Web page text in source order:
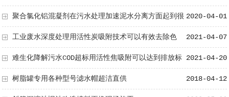
2020-04-01
聚合氯化铝混凝剂在污水处理加速泥水分离方面起到很
重要的作用 2021-04-07
工业废水深度处理用活性炭吸附技术可以有效去除色
度、COD、异味、重金属等有害物质 2021-04-20
难生化降解污水COD超标用活性焦吸附可以达到排放标
准 2018-04-12
树脂罐专用各种型号滤水帽超洁直供